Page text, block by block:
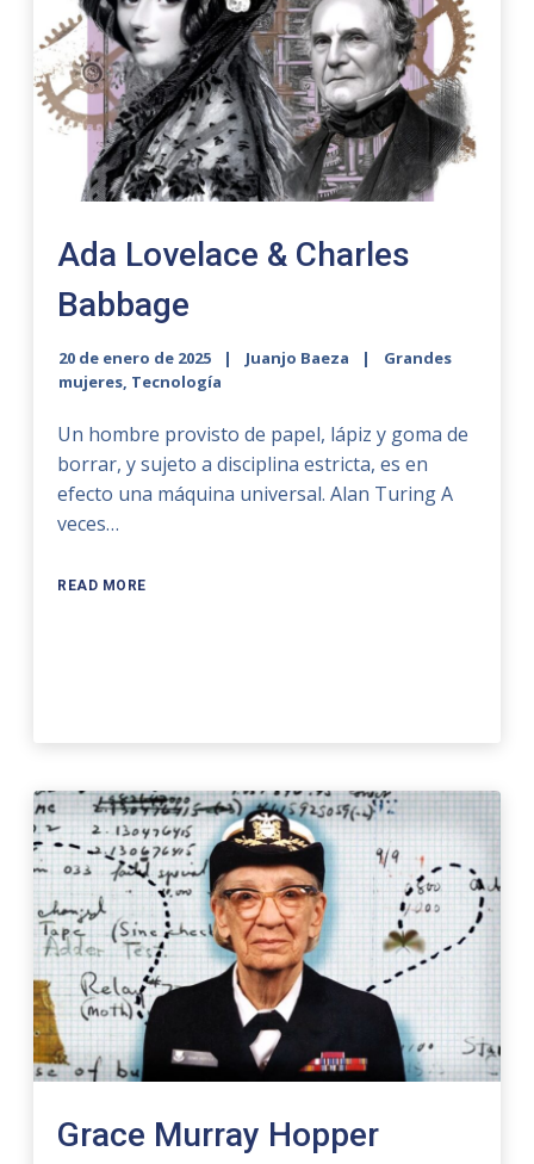
Ada Lovelace & Charles
Babbage
20 de enero de 2025 Juanjo Baeza
Grandes
mujeres, Tecnología
Un hombre provisto de papel, lápiz y goma de
borrar, y sujeto a disciplina estricta, es en
efecto una máquina universal. Alan Turing A
veces…
READ MORE
Grace Murray Hopper